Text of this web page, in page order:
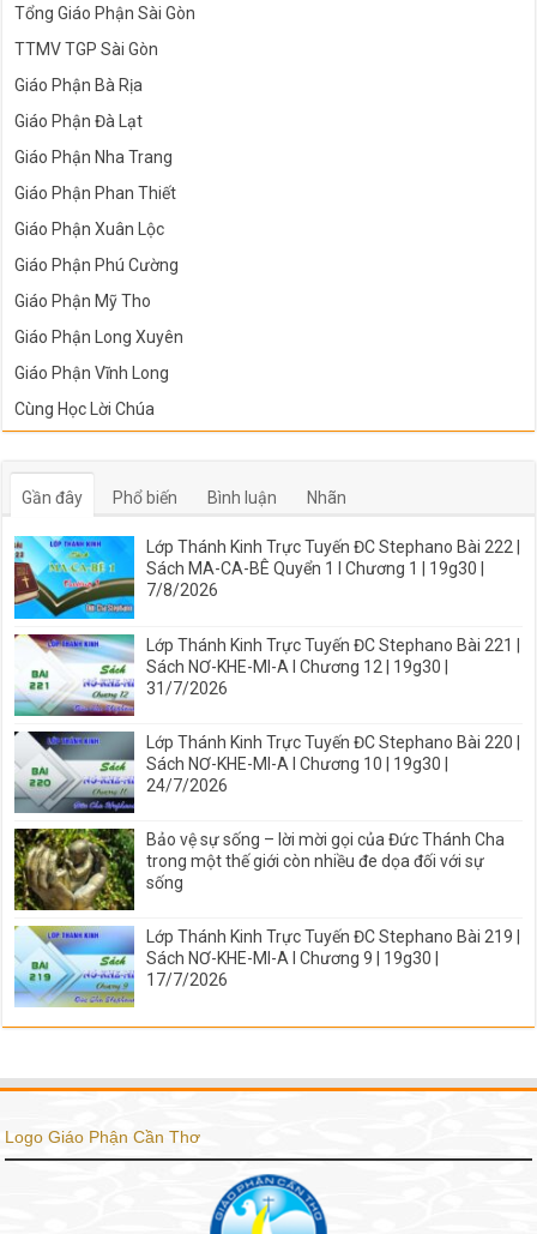
Tổng Giáo Phận Sài Gòn
TTMV TGP Sài Gòn
Giáo Phận Bà Rịa
Giáo Phận Đà Lạt
Giáo Phận Nha Trang
Giáo Phận Phan Thiết
Giáo Phận Xuân Lộc
Giáo Phận Phú Cường
Giáo Phận Mỹ Tho
Giáo Phận Long Xuyên
Giáo Phận Vĩnh Long
Cùng Học Lời Chúa
Gần đây Phổ biến Bình luận Nhãn
Lớp Thánh Kinh Trực Tuyến ĐC Stephano Bài 222 |
Sách MA-CA-BÊ Quyển 1 I Chương 1 | 19g30 |
7/8/2026
Lớp Thánh Kinh Trực Tuyến ĐC Stephano Bài 221 |
Sách NƠ-KHE-MI-A I Chương 12 | 19g30 |
31/7/2026
Lớp Thánh Kinh Trực Tuyến ĐC Stephano Bài 220 |
Sách NƠ-KHE-MI-A I Chương 10 | 19g30 |
24/7/2026
Bảo vệ sự sống – lời mời gọi của Đức Thánh Cha
trong một thế giới còn nhiều đe dọa đối với sự
sống
Lớp Thánh Kinh Trực Tuyến ĐC Stephano Bài 219 |
Sách NƠ-KHE-MI-A I Chương 9 | 19g30 |
17/7/2026
Logo Giáo Phận Cần Thơ